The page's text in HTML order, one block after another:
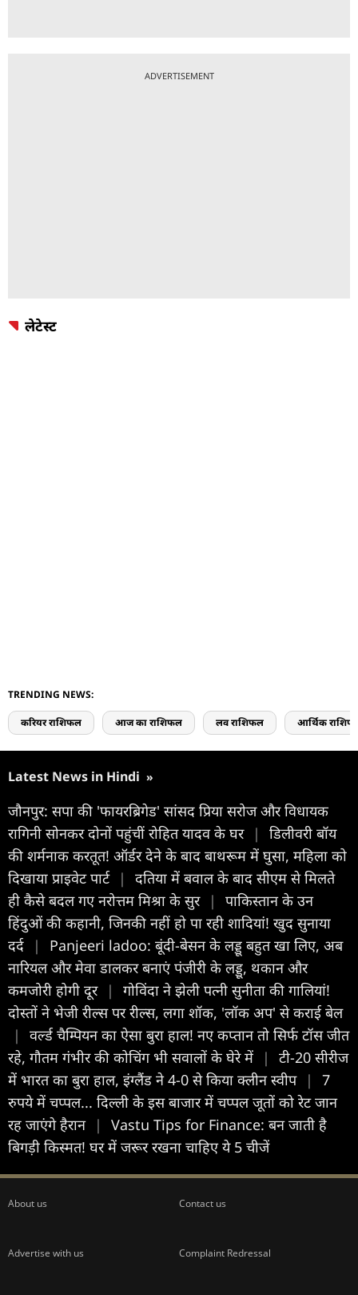
ADVERTISEMENT
लेटेस्ट
TRENDING NEWS:
करियर राशिफल आज का राशिफल लव राशिफल आर्थिक
Latest News in Hindi »
जौनपुर: सपा की 'फायरब्रिगेड' सांसद प्रिया सरोज और विधायक
रागिनी सोनकर दोनों पहुंचीं रोहित यादव के घर |
डिलीवरी बॉय
की शर्मनाक करतूत! ऑर्डर देने के बाद बाथरूम में घुसा, महिला को
दिखाया प्राइवेट पार्ट |
दतिया में बवाल के बाद सीएम से मिलते
ही कैसे बदल गए नरोत्तम मिश्रा के सुर |
पाकिस्तान के उन
हिंदुओं की कहानी, जिनकी नहीं हो पा रही शादियां! खुद सुनाया
दर्द
|
Panjeeri ladoo: बूंदी-बेसन के लड्डू बहुत खा लिए, अब
नारियल और मेवा डालकर बनाएं पंजीरी के लड्डू, थकान और
कमजोरी होगी दूर |
गोविंदा ने झेली पत्नी सुनीता की गालियां!
दोस्तों ने भेजी रील्स पर रील्स, लगा शॉक, 'लॉक अप' से कराई बेल
|
वर्ल्ड चैम्पियन का ऐसा बुरा हाल! नए कप्तान तो सिर्फ टॉस जीत
रहे, गौतम गंभीर की कोचिंग भी सवालों के घेरे में
|
टी-20 सीरीज
में भारत का बुरा हाल, इंग्लैंड ने 4-0 से किया क्लीन स्वीप |
7
रुपये में चप्पल... दिल्ली के इस बाजार में चप्पल जूतों को रेट जान
रह जाएंगे हैरान |
Vastu Tips for Finance: बन जाती है
बिगड़ी किस्मत! घर में जरूर रखना चाहिए ये 5 चीजें
About us Contact us
Advertise with us Complaint Redressal